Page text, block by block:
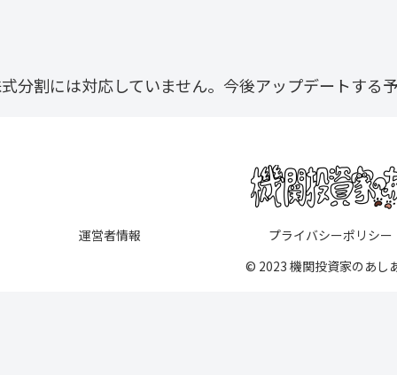
分割には対応していません。今後アップデートする
運営者情報
プライバシーポリシー
© 2023 機関投資家のあし